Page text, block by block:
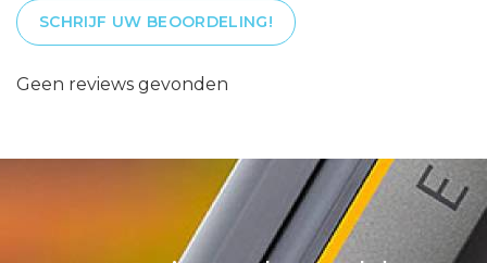
SCHRIJF UW BEOORDELING!
Geen reviews gevonden